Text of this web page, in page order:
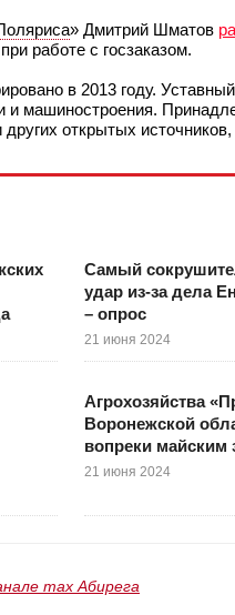
» Дмитрий Шматов
работе с госзаказом.
в 2013 году.
и машиностроения.
других открытых
Самый
удар из-за дела
– опрос
21 июня 2024
Агрохозяйства
Воронежской
вопреки майским
21 июня 2024
max Абирега